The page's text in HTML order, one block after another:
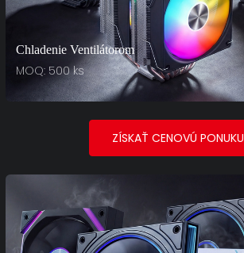
Chladenie Ventilátorom
MOQ: 500 ks
ZÍSKAŤ CENOVÚ PONUKU